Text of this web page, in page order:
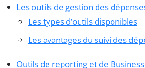
Les outils de gestion des
Les types d’outils disponibles
Les avantages du suivi des
Outils de reporting et de